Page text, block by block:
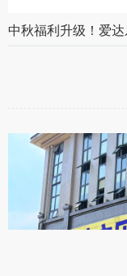
中秋福利升级！爱